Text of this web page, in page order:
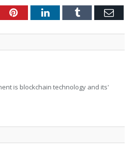
PinterestLinkedInTumblr Email
is blockchain technology and its'